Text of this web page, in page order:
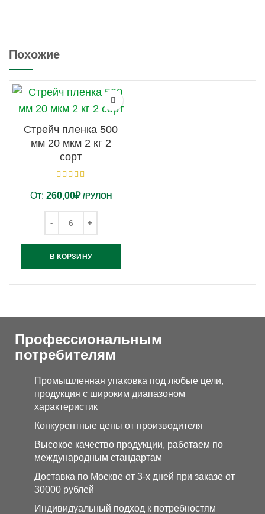
Похожие
Стрейч пленка 500
мм 20 мкм 2 кг 2
сорт
От: 260,00₽ /РУЛОН
В КОРЗИНУ
Профессиональным
потребителям
Промышленная упаковка под любые цели,
продукция с широким диапазоном
характеристик
Конкурентные цены от производителя
Высокое качество продукции, работаем по
международным стандартам
Доставка по Москве от 3-х дней при заказе от
30000 рублей
Индивидуальный подход к потребностям